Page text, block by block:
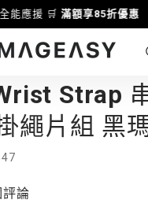
能應援 🛒 滿額享85折優惠
Strap
繩片組 黑
評論